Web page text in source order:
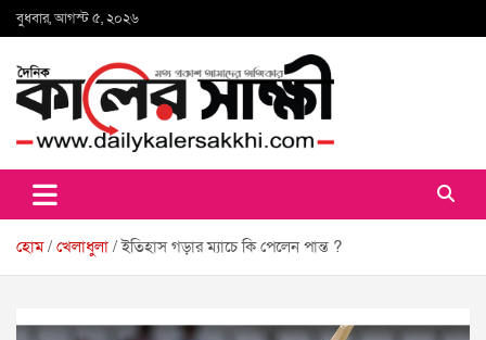
Skip
to
বুধবার, আগস্ট ৫, ২০২৬
কালের সাক্ষী
হোম খেলাধুলা ইতিহাস গড়ার ম্যাচে কি পেলেন পান্ত ?